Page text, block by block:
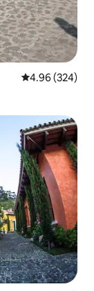
औसत रेटिंग 5 में से
4.96 (324)